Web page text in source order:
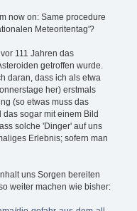
now on: Same procedure
Meteoritentag'?
111 Jahren das
getroffen wurde.
daran, dass ich als etwa
her) erstmals
(so etwas muss das
sogar mit einem Bild
solche 'Dinger' auf uns
Erlebnis; sofern man
uns Sorgen bereiten
weiter machen wie bisher: